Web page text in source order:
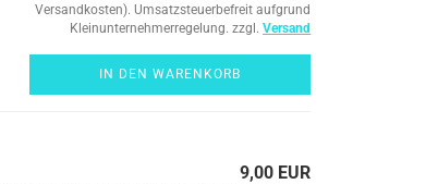
Versandkosten). Umsatzsteuerbefreit aufgrund
Kleinunternehmerregelung. zzgl. Versand
IN DEN WARENKORB
9,00 EUR